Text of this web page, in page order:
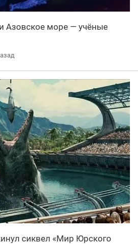
Азовское море — учёные
сиквел «Мир Юрского